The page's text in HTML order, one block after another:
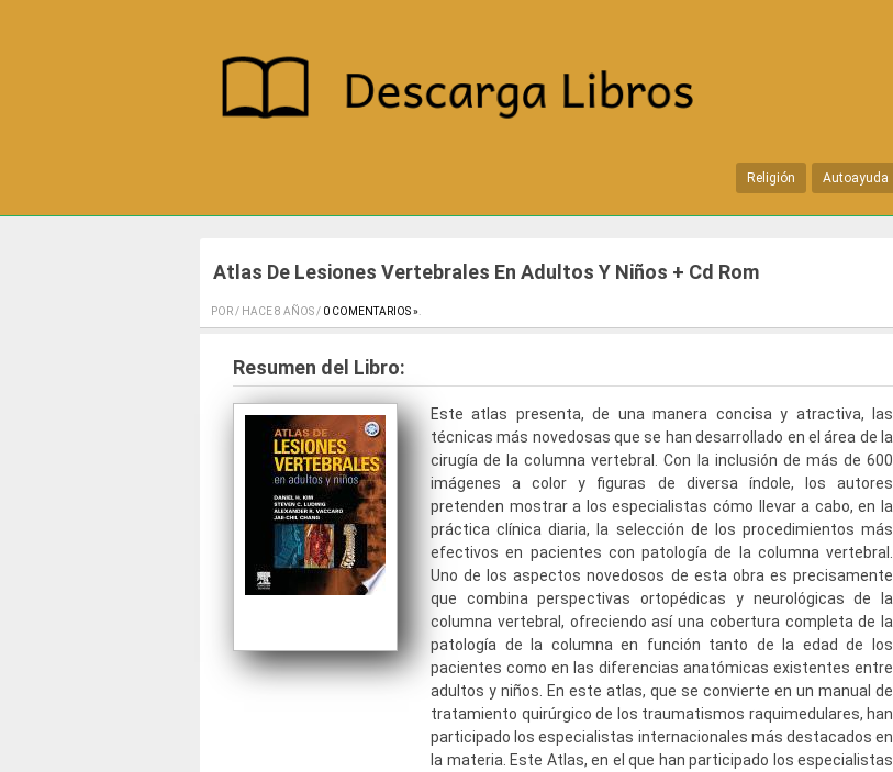
Religión Autoayuda
Atlas De Lesiones Vertebrales En Adultos Y Niños + Cd Rom
POR / HACE 8 AÑOS / 0 COMENTARIOS »
Resumen del Libro:
Este atlas presenta, de una manera concisa y atractiva, las
técnicas más novedosas que se han desarrollado en el área de la
cirugía de la columna vertebral. Con la inclusión de más de 600
imágenes a color y figuras de diversa índole, los autores
pretenden mostrar a los especialistas cómo llevar a cabo, en la
práctica clínica diaria, la selección de los procedimientos más
efectivos en pacientes con patología de la columna vertebral.
Uno de los aspectos novedosos de esta obra es precisamente
que combina perspectivas ortopédicas y neurológicas de la
columna vertebral, ofreciendo así una cobertura completa de la
patología de la columna en función tanto de la edad de los
pacientes como en las diferencias anatómicas existentes entre
adultos y niños. En este atlas, que se convierte en un manual de
tratamiento quirúrgico de los traumatismos raquimedulares, han
participado los especialistas internacionales más destacados en
la materia. Este Atlas, en el que han participado los especialistas